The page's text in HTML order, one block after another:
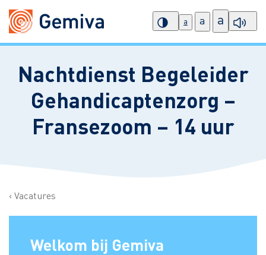
a a a
Nachtdienst Begeleider
Gehandicaptenzorg –
Fransezoom – 14 uur
Vacatures
Welkom bij Gemiva